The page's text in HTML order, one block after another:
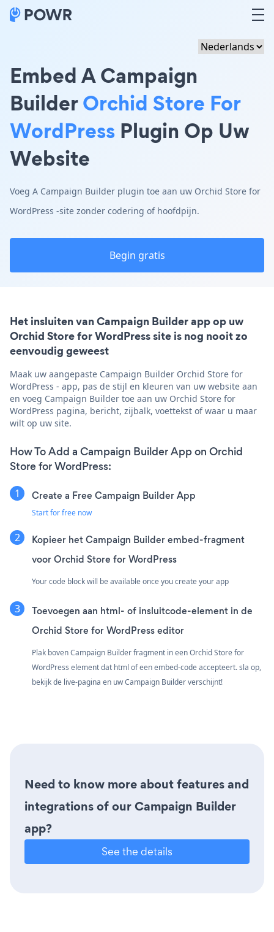
Embed A Campaign
BuilderOrchid Store For
WordPress Plugin Op Uw
Website
Voeg A Campaign Builder plugin toe aan uw Orchid Store for
WordPress -site zonder codering of hoofdpijn.
Begin gratis
Het insluiten van Campaign Builder app op uw
Orchid Store for WordPress site is nog nooit zo
eenvoudig geweest
Maak uw aangepaste Campaign Builder Orchid Store for
WordPress - app, pas de stijl en kleuren van uw website aan
en voeg Campaign Builder toe aan uw Orchid Store for
WordPress pagina, bericht, zijbalk, voettekst of waar u maar
wilt op uw site.
How To Add a Campaign Builder App on Orchid
Store for WordPress:
Create a Free Campaign Builder App
Start for free now
Kopieer het Campaign Builder embed-fragment
voor Orchid Store for WordPress
Your code block will be available once you create your app
Toevoegen aan html- of insluitcode-element in de
Orchid Store for WordPress editor
Plak boven Campaign Builder fragment in een Orchid Store for
WordPress element dat html of een embed-code accepteert. sla op,
bekijk de live-pagina en uw Campaign Builder verschijnt!
Need to know more about features and
integrations of our Campaign Builder
app?
See the details